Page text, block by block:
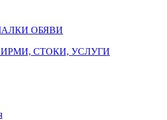
ОБЯВИ
СТОКИ, УСЛУГИ